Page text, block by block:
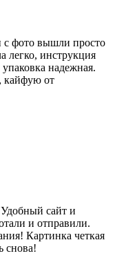
фото вышли просто
легко, инструкция
надежная.
кайфую от
сайт и
и отправили.
Картинка четкая
снова!